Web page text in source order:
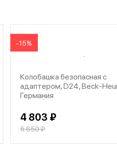
-15%
Колобашка безопасная с
адаптером, D24, Beck-
Германия
4 803 ₽
5 650 ₽